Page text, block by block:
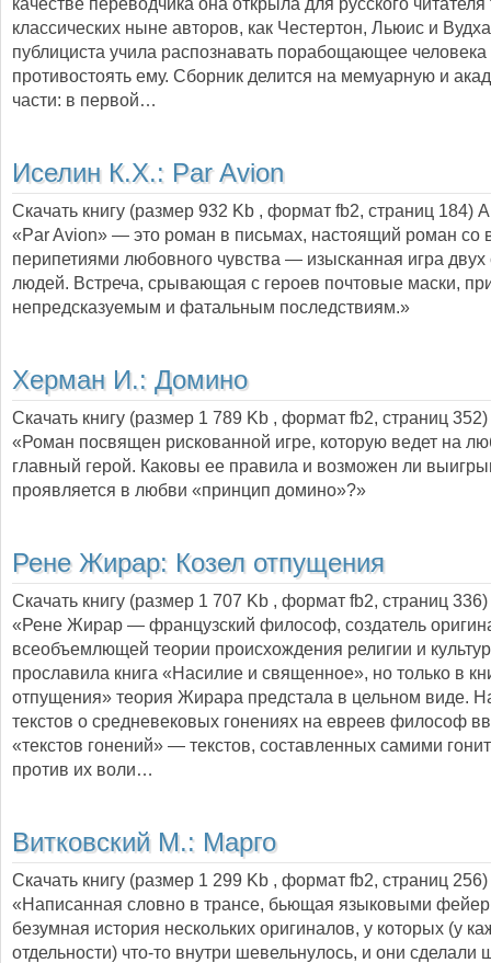
классических ныне авторов, как Честертон, Льюис и
публициста учила распознавать порабощающее человека
противостоять ему. Сборник делится на мемуарную и
части: в первой…
Иселин К.Х.: Par Avion
Скачать книгу (размер 932 Kb , формат fb2, страниц 184)
«Par Avion» — это роман в письмах, настоящий роман со
перипетиями любовного чувства — изысканная игра двух
людей. Встреча, срывающая с героев почтовые маски,
непредсказуемым и фатальным последствиям.»
Херман И.: Домино
Скачать книгу (размер 1 789 Kb , формат fb2, страниц 352
«Роман посвящен рискованной игре, которую ведет на
главный герой. Каковы ее правила и возможен ли
проявляется в любви «принцип домино»?»
Рене Жирар: Козел отпущения
Скачать книгу (размер 1 707 Kb , формат fb2, страниц 336
«Рене Жирар — французский философ, создатель
всеобъемлющей теории происхождения религии и
прославила книга «Насилие и священное», но только в
отпущения» теория Жирара предстала в цельном виде.
текстов о средневековых гонениях на евреев философ
«текстов гонений» — текстов, составленных самими
против их воли…
Витковский М.: Марго
Скачать книгу (размер 1 299 Kb , формат fb2, страниц 256
«Написанная словно в трансе, бьющая языковыми
безумная история нескольких оригиналов, у которых (у
отдельности) что-то внутри шевельнулось, и они сделали